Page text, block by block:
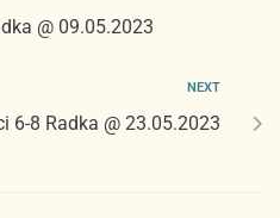
@ 09.05.2023
NEXT
6-8 Radka @ 23.05.2023